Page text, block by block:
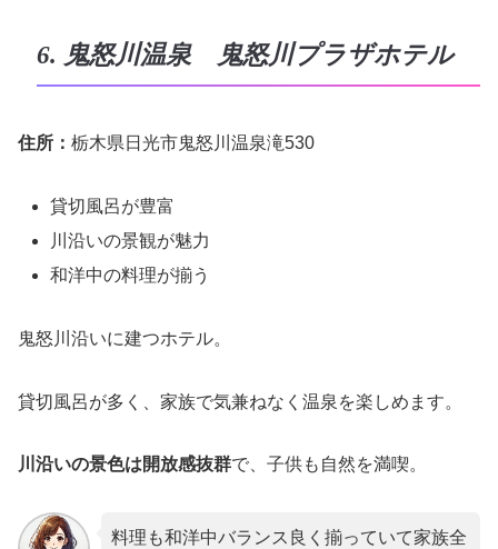
6. 鬼怒川温泉 鬼怒川プラザホテル
住所： 栃木県日光市鬼怒川温泉滝530
貸切風呂が豊富
川沿いの景観が魅力
和洋中の料理が揃う
鬼怒川沿いに建つホテル。
貸切風呂が多く、家族で気兼ねなく温泉を楽しめます。
川沿いの景色は開放感抜群で、子供も自然を満喫。
料理も和洋中バランス良く揃っていて家族全